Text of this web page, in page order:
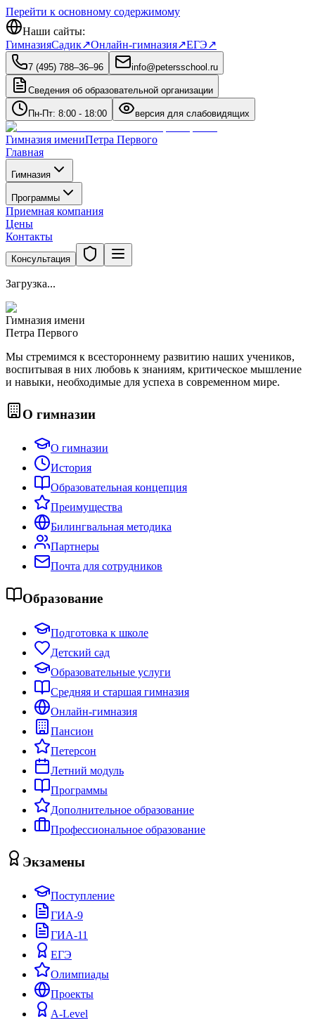
Перейти к основному содержимому
Наши сайты:
ГимназияСадик↗Онлайн-гимназия↗ЕГЭ↗
7 (495) 788‒36‒96 info@petersschool.ru
Сведения об образовательной организации
Пн-Пт: 8:00 - 18:00 версия для слабовидящих
Гимназия имениПетра Первого
Главная
Гимназия
Программы
Приемная компания
Цены
Контакты
Консультация
Загрузка...
Гимназия имени
Петра Первого
Мы стремимся к всестороннему развитию наших учеников,
воспитывая в них любовь к знаниям, критическое мышление
и навыки, необходимые для успеха в современном мире.
О гимназии
О гимназии
История
Образовательная концепция
Преимущества
Билингвальная методика
Партнеры
Почта для сотрудников
Образование
Подготовка к школе
Детский сад
Образовательные услуги
Средняя и старшая гимназия
Онлайн-гимназия
Пансион
Петерсон
Летний модуль
Программы
Дополнительное образование
Профессиональное образование
Экзамены
Поступление
ГИА-9
ГИА-11
ЕГЭ
Олимпиады
Проекты
A-Level